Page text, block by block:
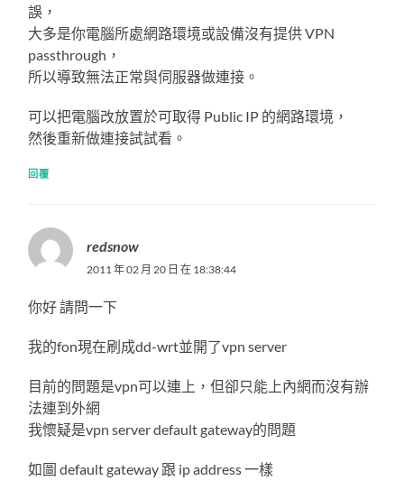
誤，
大多是你電腦所處網路環境或設備沒有提供 VPN
passthrough，
所以導致無法正常與伺服器做連接。
可以把電腦改放置於可取得 Public IP 的網路環境，
然後重新做連接試試看。
回覆
redsnow
2011 年 02 月 20 日 在 18:38:44
你好 請問一下
我的fon現在刷成dd-wrt並開了vpn server
目前的問題是vpn可以連上，但卻只能上內網而沒有辦
法連到外網
我懷疑是vpn server default gateway的問題
如圖 default gateway 跟 ip address 一樣